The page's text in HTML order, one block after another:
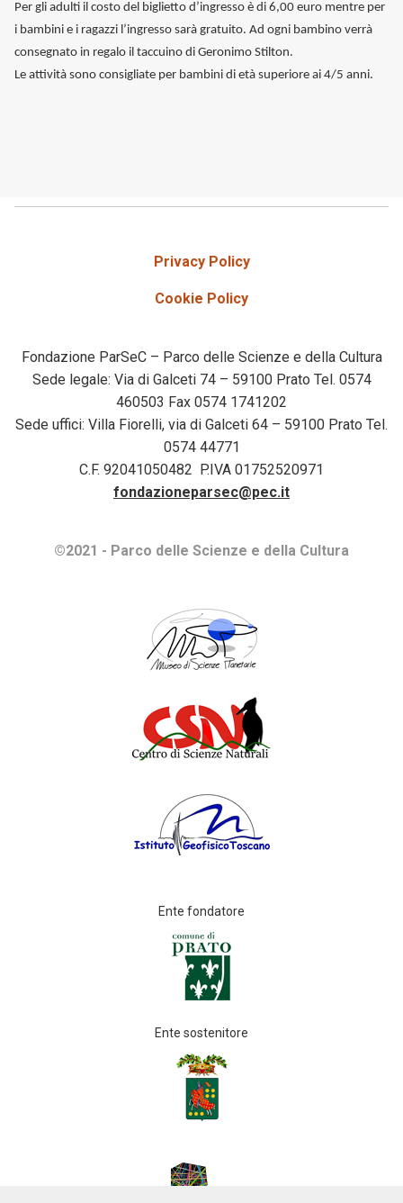
Per gli adulti il costo del biglietto d’ingresso è di 6,00 euro mentre per
i bambini e i ragazzi l’ingresso sarà gratuito. Ad ogni bambino verrà
consegnato in regalo il taccuino di Geronimo Stilton.
Le attività sono consigliate per bambini di età superiore ai 4/5 anni.
Privacy Policy
Cookie Policy
Fondazione ParSeC – Parco delle Scienze e della Cultura
Sede legale: Via di Galceti 74 – 59100 Prato Tel. 0574
460503 Fax 0574 1741202
Sede uffici: Villa Fiorelli, via di Galceti 64 – 59100 Prato Tel.
0574 44771
C.F. 92041050482 P.IVA 01752520971
fondazioneparsec@pec.it
©2021 - Parco delle Scienze e della Cultura
Ente fondatore
Ente sostenitore